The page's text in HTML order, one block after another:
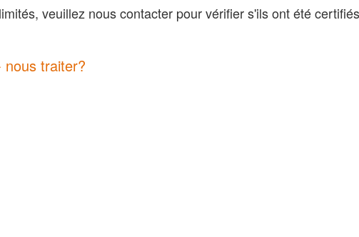
veuillez nous contacter pour vérifier s'ils ont été
nous traiter?